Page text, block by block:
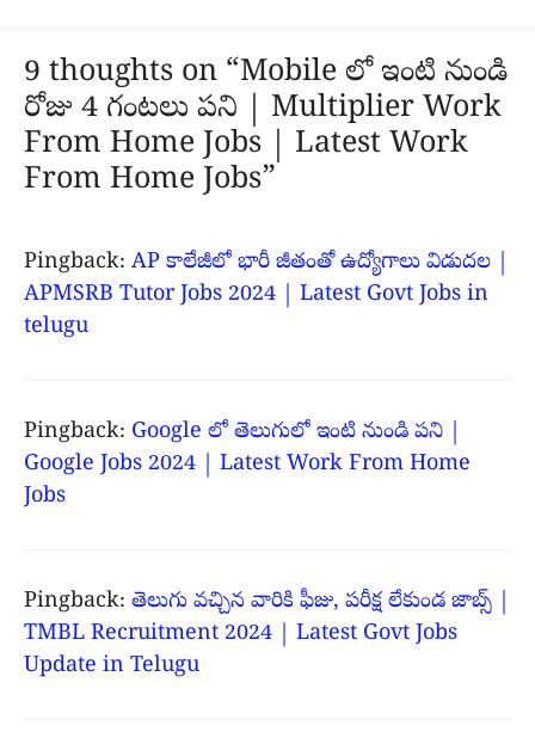
9 thoughts on “Mobile లో ఇంటి నుండి
రోజు 4 గంటలు పని | Multiplier Work
From Home Jobs | Latest Work
From Home Jobs”
Pingback: AP కాలేజీలో భారీ జీతంతో ఉద్యోగాలు విడుదల |
APMSRB Tutor Jobs 2024 | Latest Govt Jobs in
telugu
Pingback: Google లో తెలుగులో ఇంటి నుండి పని |
Google Jobs 2024 | Latest Work From Home
Jobs
Pingback: తెలుగు వచ్చిన వారికి ఫీజు, పరీక్ష లేకుండ జాబ్స్ |
TMBL Recruitment 2024 | Latest Govt Jobs
Update in Telugu